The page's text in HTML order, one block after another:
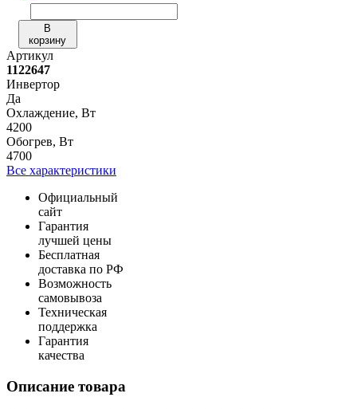
В
корзину
Артикул
1122647
Инвертор
Да
Охлаждение, Вт
4200
Обогрев, Вт
4700
Все характеристики
Официальный
сайт
Гарантия
лучшей цены
Бесплатная
доставка по РФ
Возможность
самовывоза
Техническая
поддержка
Гарантия
качества
Описание товара